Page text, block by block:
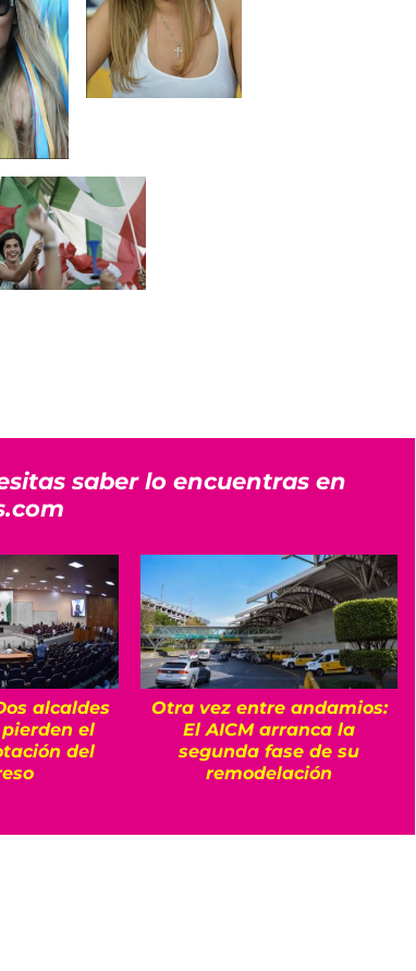
saber lo encuentras en
alcaldes
el
del
Otra vez entre andamios:
El AICM arranca la
segunda fase de su
remodelación